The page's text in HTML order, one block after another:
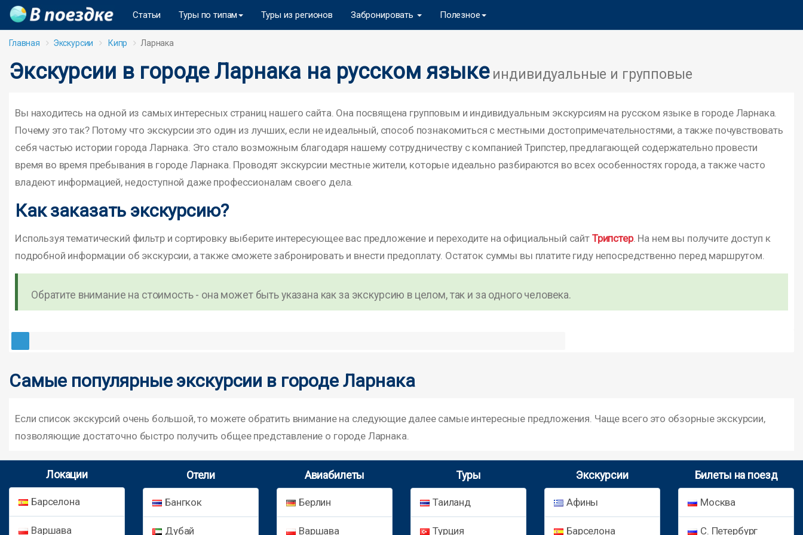
Статьи Туры по типам Туры из регионов Забронировать Полезное
Главная Экскурсии Кипр Ларнака
Экскурсии в городе Ларнака на русском языкеиндивидуальные и групповые
Вы находитесь на одной из самых интересных страниц нашего сайта. Она посвящена групповым и индивидуальным экскурсиям на русском языке в городе Ларнака.
Почему это так? Потому что экскурсии это один из лучших, если не идеальный, способ познакомиться с местными достопримечательностями, а также почувствовать
себя частью истории города Ларнака. Это стало возможным благодаря нашему сотрудничеству с компанией Трипстер, предлагающей содержательно провести
время во время пребывания в городе Ларнака. Проводят экскурсии местные жители, которые идеально разбираются во всех особенностях города, а также часто
владеют информацией, недоступной даже профессионалам своего дела.
Как заказать экскурсию?
Используя тематический фильтр и сортировку выберите интересующее вас предложение и переходите на официальный сайт Трипстер. На нем вы получите доступ к
подробной информации об экскурсии, а также сможете забронировать и внести предоплату. Остаток суммы вы платите гиду непосредственно перед маршрутом.
Обратите внимание на стоимость - она может быть указана как за экскурсию в целом, так и за одного человека.
Самые популярные экскурсии в городе Ларнака
Если список экскурсий очень большой, то можете обратить внимание на следующие далее самые интересные предложения. Чаще всего это обзорные экскурсии,
позволяющие достаточно быстро получить общее представление о городе Ларнака.
Локации
Барселона
Варшава
Отели
Бангкок
Дубай
Авиабилеты
Берлин
Варшава
Туры
Таиланд
Турция
Экскурсии
Афины
Барселона
Билеты на поезд
Москва
С. Петербург